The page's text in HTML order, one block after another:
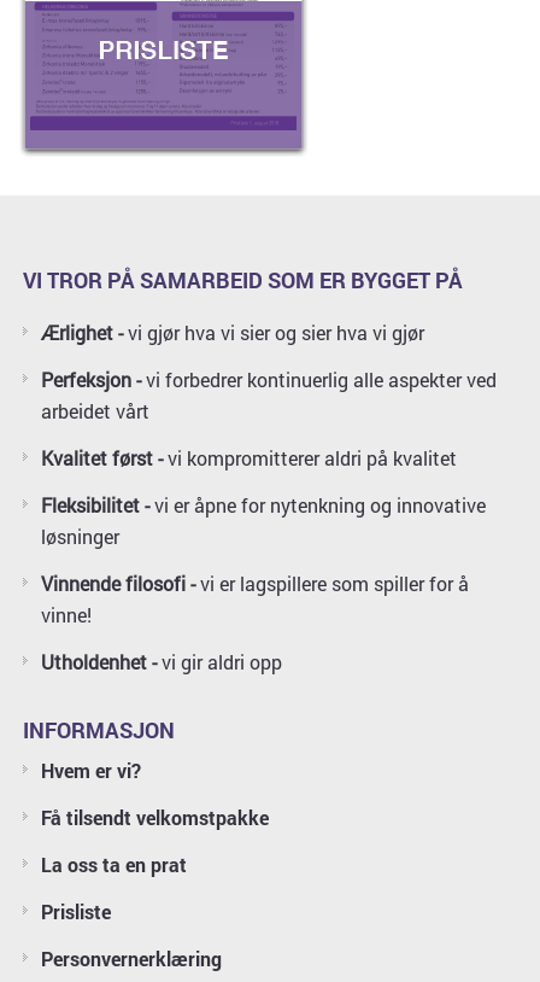
VI TROR PÅ SAMARBEID SOM ER BYGGET PÅ
Ærlighet -vi gjør hva vi sier og sier hva vi gjør
Perfeksjon -vi forbedrer kontinuerlig alle aspekter ved
arbeidet vårt
Kvalitet først -vi kompromitterer aldri på kvalitet
Fleksibilitet -vi er åpne for nytenkning og innovative
løsninger
Vinnende filosofi -vi er lagspillere som spiller for å
vinne!
Utholdenhet -vi gir aldri opp
INFORMASJON
Hvem er vi?
Få tilsendt velkomstpakke
La oss ta en prat
Prisliste
Personvernerklæring